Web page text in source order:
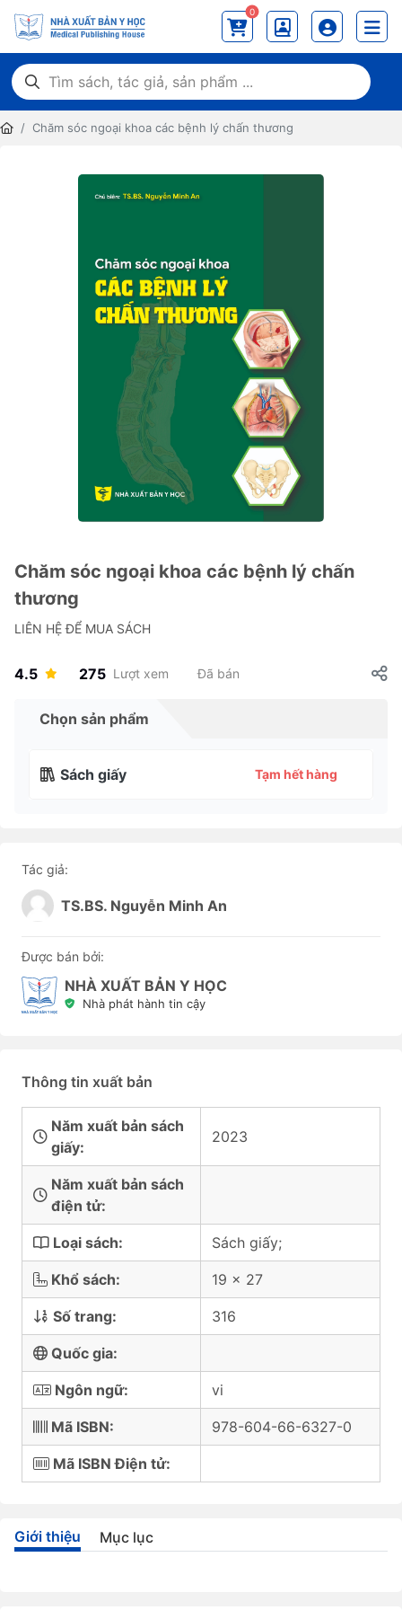
0
Chăm sóc ngoại khoa các bệnh lý chấn thương
Chăm sóc ngoại khoa các bệnh lý chấn
thương
LIÊN HỆ ĐỂ MUA SÁCH
4.5 275 Lượt xem Đã bán
Chọn sản phẩm
Sách giấy Tạm hết hàng
Tác giả:
TS.BS. Nguyễn Minh An
Được bán bởi:
NHÀ XUẤT BẢN Y HỌC
Nhà phát hành tin cậy
Thông tin xuất bản
Năm xuất bản sách
giấy:
2023
Năm xuất bản sách
điện tử:
Loại sách: Sách giấy;
Khổ sách: 19 x 27
Số trang: 316
Quốc gia:
Ngôn ngữ: vi
Mã ISBN: 978-604-66-6327-0
Mã ISBN Điện tử:
Giới thiệu Mục lục